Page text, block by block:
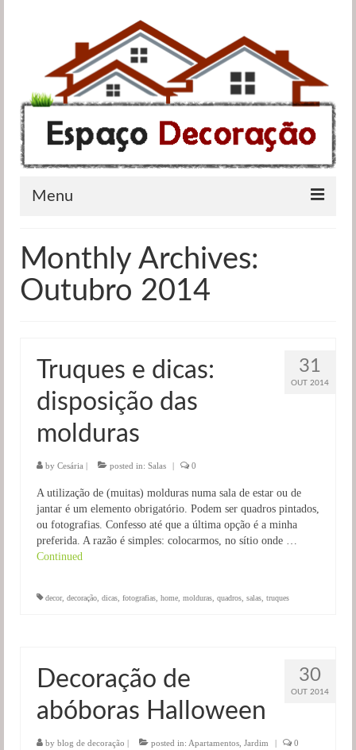
Menu
Casas de banho
Salas
Jardim
Monthly Archives:
Outubro 2014
31
OUT 2014
Truques e dicas:
disposição das
molduras
by Cesária | posted in: Salas | 0
A utilização de (muitas) molduras numa sala de estar ou de
jantar é um elemento obrigatório. Podem ser quadros pintados,
ou fotografias. Confesso até que a última opção é a minha
preferida. A razão é simples: colocarmos, no sítio onde …
Continued
decor, decoração dicas fotografias home molduras quadros salas truques
30
OUT 2014
Decoração de
abóboras Halloween
by blog de decoração | posted in: Apartamentos Jardim | 0